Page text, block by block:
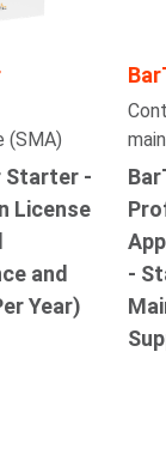
(SMA)
Starter -
License
and
Year)
-